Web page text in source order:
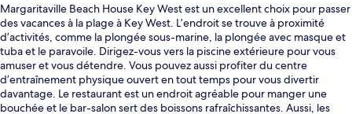
Margaritaville Beach House Key West est un excellent choix pour passer
des vacances à la plage à Key West. L’endroit se trouve à proximité
d’activités, comme la plongée sous-marine, la plongée avec masque et
tuba et le paravoile. Dirigez-vous vers la piscine extérieure pour vous
amuser et vous détendre. Vous pouvez aussi profiter du centre
d’entraînement physique ouvert en tout temps pour vous divertir
davantage. Le restaurant est un endroit agréable pour manger une
bouchée et le bar-salon sert des boissons rafraîchissantes. Aussi, les